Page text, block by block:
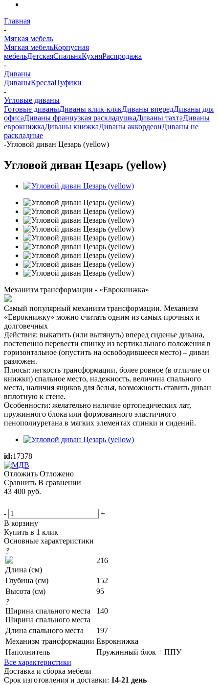
Главная
-
Мягкая мебель
Мягкая мебельКорпусная
мебельДетскаяСпальняКухняРаспродажа
-
Диваны
ДиваныКреслаПуфики
-
Угловые диваны
Готовые диваныДиваны клик-клякДиваны впередДиваны для
офисаДиваны французкая раскладушкаДиваны тахтаДиваны
еврокнижкаДиваны книжкаДиваны аккордеонДиваны не
раскладные
-Угловой диван Цезарь (yellow)
Угловой диван Цезарь (yellow)
Механизм трансформации - «Еврокнижка»
Самый популярный механизм трансформации. Механизм
«Еврокнижку» можно считать одним из самых прочных и
долговечных
Действия: выкатить (или вытянуть) вперед сиденье дивана,
постепенно перевести спинку из вертикального положения в
горизонтальное (опустить на освободившееся место) – диван
разложен.
Плюсы: легкость трансформации, более ровное (в отличие от
книжки) спальное место, надежность, величина спального
места, наличия ящиков для белья, возможность ставить диван
вплотную к стене.
Особенности: желательно наличие ортопедических лат,
пружинного блока или формованного эластичного
пенополиуретана в мягких элементах спинки и сидений.
id:17378
Отложить Отложено
Сравнить В сравнении
43 400 руб.
-
+
В корзину
Купить в 1 клик
Основные характеристики
?
Длина (см)
216
Глубина (см)
152
Высота (см)
95
?
Ширина спального места
Ширина спального места
140
Длина спального места
197
Механизм трансформации Еврокнижка
Наполнитель
Пружинный блок + ППУ
Все характеристики
Доставка и сборка мебели
Срок изготовления и доставки: 14-21 день